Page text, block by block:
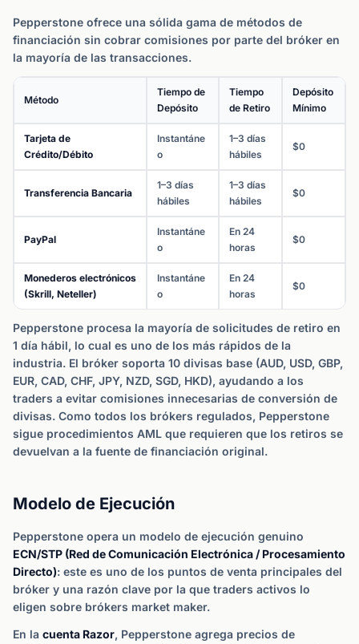
Pepperstone ofrece una sólida gama de métodos de
financiación sin cobrar comisiones por parte del bróker en
la mayoría de las transacciones.
Método
Tiempo de
Depósito
Tiempo
de Retiro
Depósito
Mínimo
Tarjeta de
Crédito/Débito
Instantáne
o
1–3 días
hábiles
$0
Transferencia Bancaria
1–3 días
hábiles
1–3 días
hábiles
$0
PayPal
Instantáne
o
En 24
horas
$0
Monederos electrónicos
(Skrill, Neteller)
Instantáne
o
En 24
horas
$0
Pepperstone procesa la mayoría de solicitudes de retiro en
1 día hábil, lo cual es uno de los más rápidos de la
industria. El bróker soporta 10 divisas base (AUD, USD, GBP,
EUR, CAD, CHF, JPY, NZD, SGD, HKD), ayudando a los
traders a evitar comisiones innecesarias de conversión de
divisas. Como todos los brókers regulados, Pepperstone
sigue procedimientos AML que requieren que los retiros se
devuelvan a la fuente de financiación original.
Modelo de Ejecución
Pepperstone opera un modelo de ejecución genuino
ECN/STP (Red de Comunicación Electrónica / Procesamiento
Directo): este es uno de los puntos de venta principales del
bróker y una razón clave por la que traders activos lo
eligen sobre brókers market maker.
En la cuenta Razor, Pepperstone agrega precios de